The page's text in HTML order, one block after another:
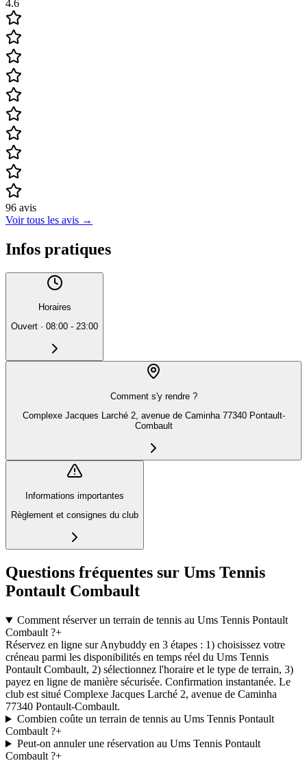
4.6
96 avis
Voir tous les avis →
Infos pratiques
Horaires
Ouvert · 08:00 - 23:00
Comment s'y rendre ?
Complexe Jacques Larché 2, avenue de Caminha 77340 Pontault-
Combault
Informations importantes
Règlement et consignes du club
Questions fréquentes sur Ums Tennis
Pontault Combault
Comment réserver un terrain de tennis au Ums Tennis Pontault
Combault ?+
Réservez en ligne sur Anybuddy en 3 étapes : 1) choisissez votre
créneau parmi les disponibilités en temps réel du Ums Tennis
Pontault Combault, 2) sélectionnez l'horaire et le type de terrain, 3)
payez en ligne de manière sécurisée. Confirmation instantanée. Le
club est situé Complexe Jacques Larché 2, avenue de Caminha
77340 Pontault-Combault.
Combien coûte un terrain de tennis au Ums Tennis Pontault
Combault ?+
Peut-on annuler une réservation au Ums Tennis Pontault
Combault ?+